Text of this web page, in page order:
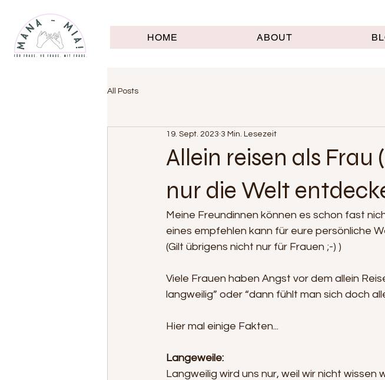
HOME ABOUT
All Posts
Allein reisen als Frau
nur die Welt
19. Sept. 2023 3 Min. Lesezeit
Meine Freundinnen können es schon fast
eines empfehlen kann für eure persönliche
(Gilt übrigens nicht nur für Frauen ;-) )
Viele Frauen haben Angst vor dem allein
langweilig” oder “dann fühlt man sich doch
Hier mal einige Fakten...
Langeweile:
Langweilig wird uns nur, weil wir nicht